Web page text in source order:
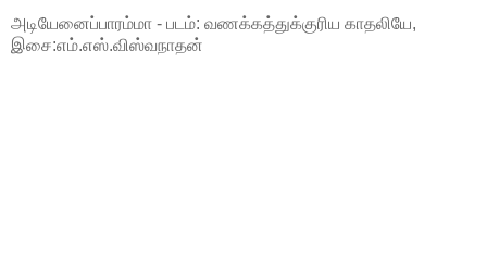
அடியேனைப்பாரம்மா - படம்: வணக்கத்துக்குரிய காதலியே,
இசை:எம்.எஸ்.விஸ்வநாதன்